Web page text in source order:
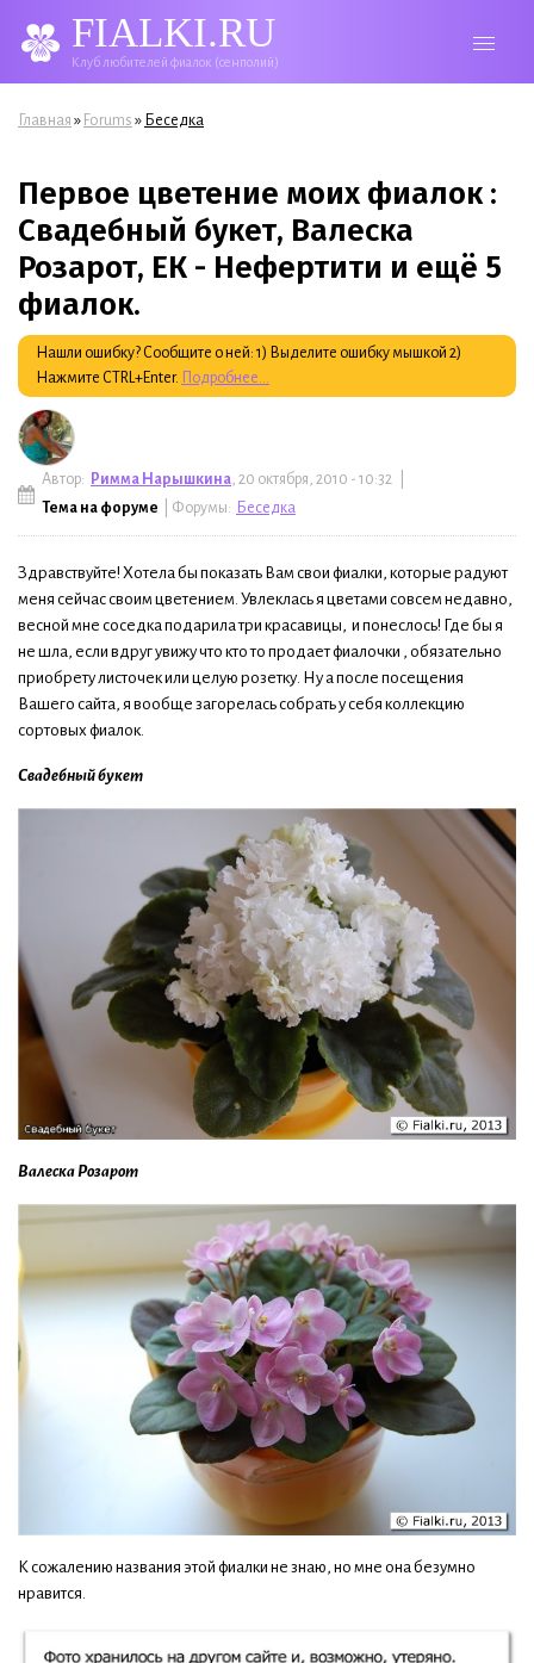
FIALKI.RU
Клуб любителей фиалок (сенполий)
Вы здесь
Главная » Forums » Беседка
Первое цветение моих фиалок :
Свадебный букет, Валеска
Розарот, ЕК - Нефертити и ещё 5
фиалок.
Нашли ошибку? Сообщите о ней: 1) Выделите ошибку мышкой 2)
Нажмите CTRL+Enter. Подробнее...
Автор: Римма Нарышкина, 20 октября, 2010 - 10:32 |
Тема на форуме | Форумы: Беседка
Здравствуйте! Хотела бы показать Вам свои фиалки, которые радуют
меня сейчас своим цветением. Увлеклась я цветами совсем недавно,
весной мне соседка подарила три красавицы, и понеслось! Где бы я
не шла, если вдруг увижу что кто то продает фиалочки , обязательно
приобрету листочек или целую розетку. Ну а после посещения
Вашего сайта, я вообще загорелась собрать у себя коллекцию
сортовых фиалок.
Свадебный букет
Валеска Розарот
К сожалению названия этой фиалки не знаю, но мне она безумно
нравится.